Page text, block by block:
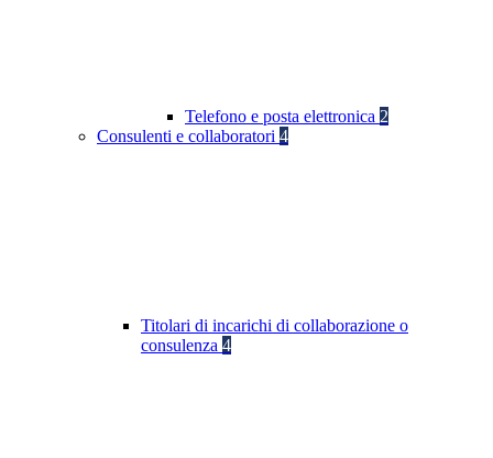
Telefono e posta elettronica 2
Consulenti e collaboratori 4
Titolari di incarichi di collaborazione o
consulenza 4